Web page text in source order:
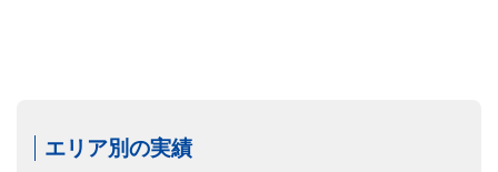
エリア別の実績